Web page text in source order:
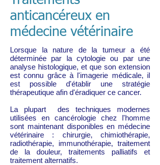
anticancéreux en
médecine vétérinaire
Lorsque la nature de la tumeur a été
déterminée par la cytologie ou par une
analyse histologique, et que son extension
est connu grâce à l'imagerie médicale, il
est possible d'établir une stratégie
thérapeutique afin d'éradiquer ce cancer.
La plupart des techniques modernes
utilisées en cancérologie chez l'homme
sont maintenant disponibles en médecine
vétérinaire : chirurgie, chimiothérapie,
radiothérapie, immunothérapie, traitement
de la douleur, traitements palliatifs et
traitement alternatifs.